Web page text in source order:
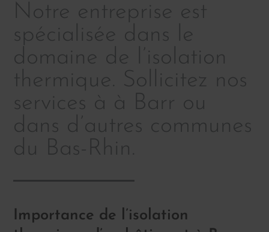
Notre entreprise est
spécialisée dans le
domaine de l’isolation
thermique. Sollicitez nos
services à à Barr ou
dans d’autres communes
du Bas-Rhin.
Importance de l’isolation